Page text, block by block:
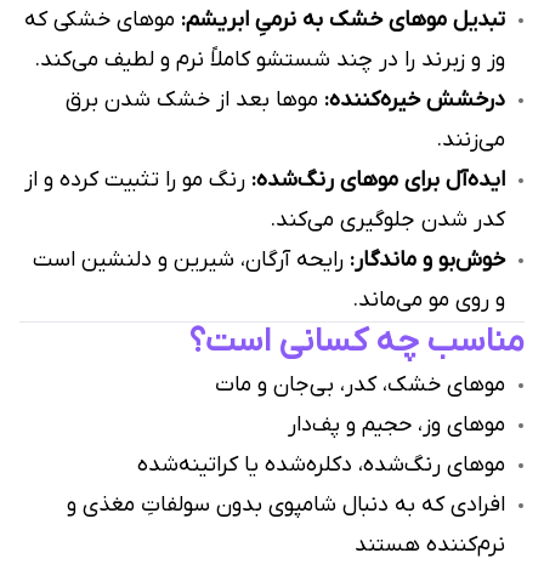
تبدیل موهای خشک به نرمیِ ابریشم: موهای خشکی که
وز و زبرند را در چند شستشو کاملاً نرم و لطیف می‌کند.
درخشش خیره‌کننده: موها بعد از خشک شدن برق
می‌زنند.
ایده‌آل برای موهای رنگ‌شده: رنگ مو را تثبیت کرده و از
کدر شدن جلوگیری می‌کند.
خوش‌بو و ماندگار: رایحه آرگان، شیرین و دلنشین است
و روی مو می‌ماند.
مناسب چه کسانی است؟
موهای خشک، کدر، بی‌جان و مات
موهای وز، حجیم و پف‌دار
موهای رنگ‌شده، دکلره‌شده یا کراتینه‌شده
افرادی که به دنبال شامپوی بدون سولفاتِ مغذی و
نرم‌کننده هستند